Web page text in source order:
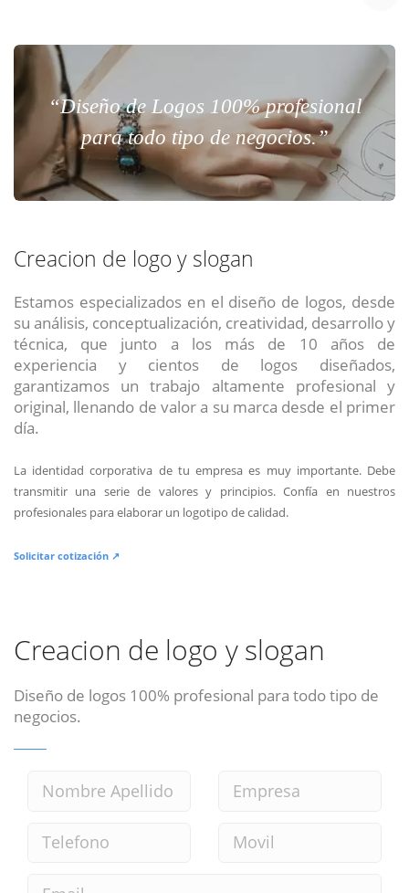
“Diseño de Logos 100% profesional
para todo tipo de negocios.”
Creacion de logo y slogan
Estamos especializados en el diseño de logos, desde
su análisis, conceptualización, creatividad, desarrollo y
técnica, que junto a los más de 10 años de
experiencia y cientos de logos diseñados,
garantizamos un trabajo altamente profesional y
original, llenando de valor a su marca desde el primer
día.
La identidad corporativa de tu empresa es muy importante. Debe
transmitir una serie de valores y principios. Confía en nuestros
profesionales para elaborar un logotipo de calidad.
Solicitar cotización ↗
Creacion de logo y slogan
Diseño de logos 100% profesional para todo tipo de
negocios.